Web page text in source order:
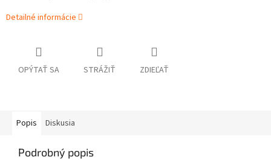
Detailné informácie
OPÝTAŤ SA STRÁŽIŤ ZDIEĽAŤ
Popis Diskusia
Podrobný popis